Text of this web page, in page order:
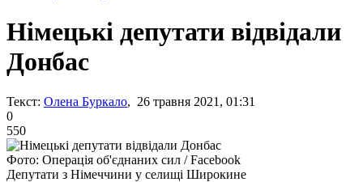
Німецькі депутати відвідали
Донбас
Текст: Олена Буркало, 26 травня 2021, 01:31
0
550
Фото: Операція об'єднаних сил / Facebook
Депутати з Німеччини у селищі Широкине